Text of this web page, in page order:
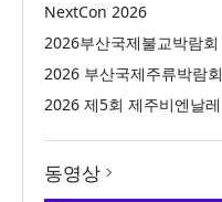
NextCon 2026
2026부산국제불교박람회
2026 부산국제주류박람회
2026 제5회 제주비엔날레
동영상